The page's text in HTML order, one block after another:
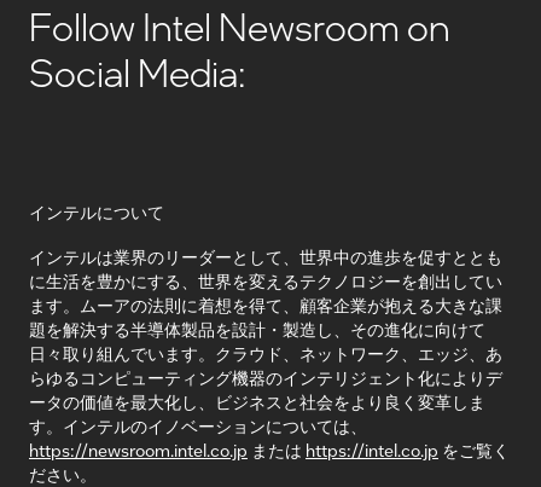
Follow Intel Newsroom on
Social Media:
インテルについて
インテルは業界のリーダーとして、世界中の進歩を促すととも
に生活を豊かにする、世界を変えるテクノロジーを創出してい
ます。ムーアの法則に着想を得て、顧客企業が抱える大きな課
題を解決する半導体製品を設計・製造し、その進化に向けて
日々取り組んでいます。クラウド、ネットワーク、エッジ、あ
らゆるコンピューティング機器のインテリジェント化によりデ
ータの価値を最大化し、ビジネスと社会をより良く変革しま
す。インテルのイノベーションについては、
https://newsroom.intel.co.jp または https://intel.co.jp をご覧く
ださい。